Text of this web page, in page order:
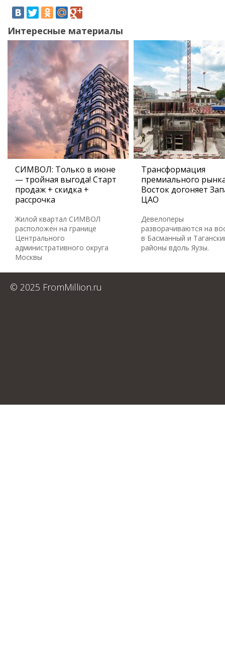
Интересные материалы
СИМВОЛ: Только в июне
— тройная выгода! Старт
продаж + скидка +
рассрочка
Жилой квартал СИМВОЛ
расположен на границе
Центрального
административного округа
Москвы
Трансформация
премиального
Восток догоняет
ЦАО
Девелоперы
разворачиваются на
в Басманный и
районы вдоль Яузы.
© 2025 FromMillion.ru